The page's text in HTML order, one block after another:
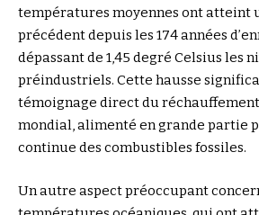
températures moyennes ont atteint
précédent depuis les 174 années
dépassant de 1,45 degré Celsius les
préindustriels. Cette hausse
témoignage direct du
mondial, alimenté en grande partie
continue des combustibles fossiles.
Un autre aspect préoccupant